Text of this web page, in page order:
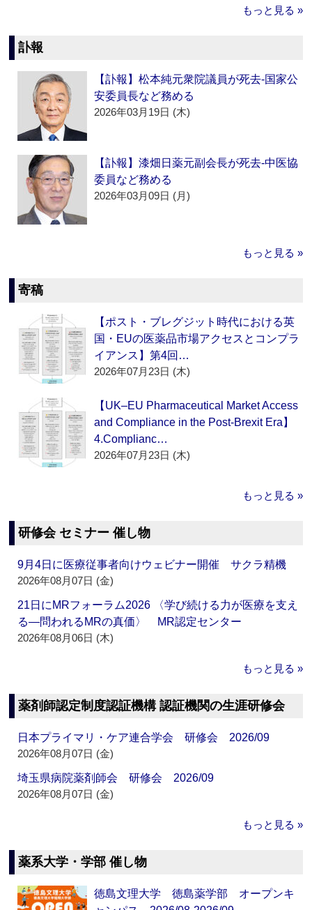
もっと見る »
訃報
【訃報】松本純元衆院議員が死去‐国家公
安委員長など務める
2026年03月19日 (木)
【訃報】漆畑日薬元副会長が死去‐中医協
委員など務める
2026年03月09日 (月)
もっと見る »
寄稿
【ポスト・ブレグジット時代における英
国・EUの医薬品市場アクセスとコンプラ
イアンス】第4回…
2026年07月23日 (木)
【UK–EU Pharmaceutical Market Access
and Compliance in the Post-Brexit Era】
4.Complianc…
2026年07月23日 (木)
もっと見る »
研修会 セミナー 催し物
9月4日に医療従事者向けウェビナー開催 サクラ精機
2026年08月07日 (金)
21日にMRフォーラム2026 〈学び続ける力が医療を支え
る―問われるMRの真価〉 MR認定センター
2026年08月06日 (木)
もっと見る »
薬剤師認定制度認証機構 認証機関の生涯研修会
日本プライマリ・ケア連合学会 研修会 2026/09
2026年08月07日 (金)
埼玉県病院薬剤師会 研修会 2026/09
2026年08月07日 (金)
もっと見る »
薬系大学・学部 催し物
徳島文理大学 徳島薬学部 オープンキ